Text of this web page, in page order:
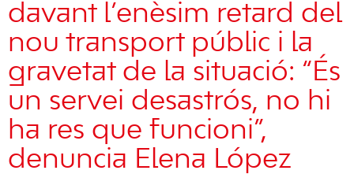
davant l’enèsim retard del
nou transport públic i la
gravetat de la situació: “És
un servei desastrós, no hi
ha res que funcioni”,
denuncia Elena López